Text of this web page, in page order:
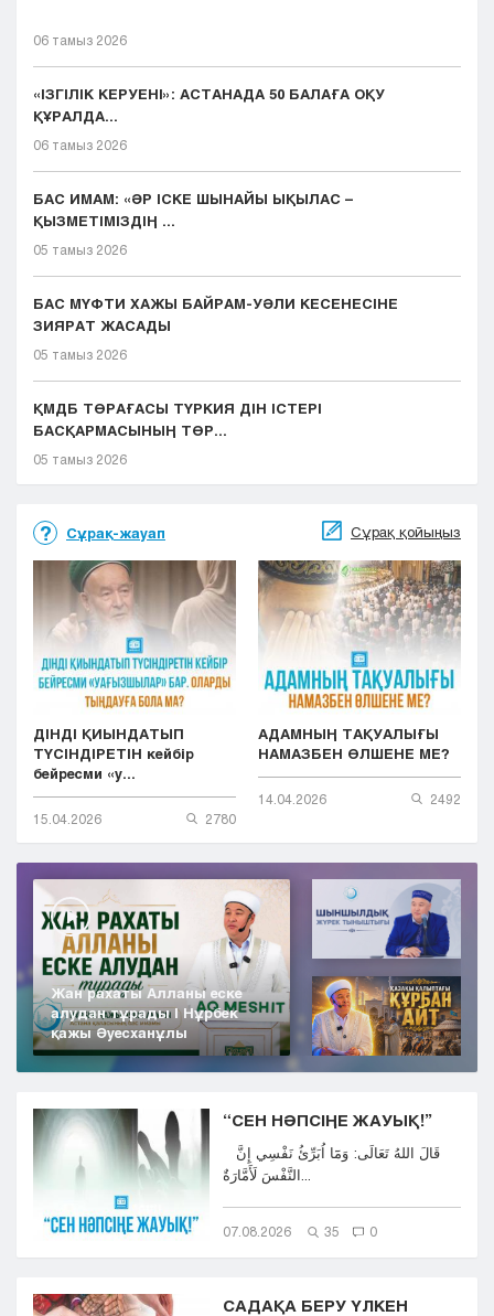
06 тамыз 2026
«ІЗГІЛІК КЕРУЕНІ»: АСТАНАДА 50 БАЛАҒА ОҚУ
ҚҰРАЛДА...
06 тамыз 2026
БАС ИМАМ: «ӘР ІСКЕ ШЫНАЙЫ ЫҚЫЛАС –
ҚЫЗМЕТІМІЗДІҢ ...
05 тамыз 2026
БАС МҮФТИ ХАЖЫ БАЙРАМ-УӘЛИ КЕСЕНЕСІНЕ
ЗИЯРАТ ЖАСАДЫ
05 тамыз 2026
ҚМДБ ТӨРАҒАСЫ ТҮРКИЯ ДІН ІСТЕРІ
БАСҚАРМАСЫНЫҢ ТӨР...
05 тамыз 2026
Сұрақ-жауап Сұрақ қойыңыз
ДІНДІ ҚИЫНДАТЫП
ТҮСІНДІРЕТІН кейбір
бейресми «у...
15.04.2026 2780
АДАМНЫҢ ТАҚУАЛЫҒЫ
НАМАЗБЕН ӨЛШЕНЕ МЕ?
14.04.2026 2492
Жан рахаты Алланы еске
алудан тұрады | Нұрбек
қажы Әуесханұлы
“СЕН НӘПСІҢЕ ЖАУЫҚ!”
07.08.2026 35 0
САДАҚА БЕРУ ҮЛКЕН